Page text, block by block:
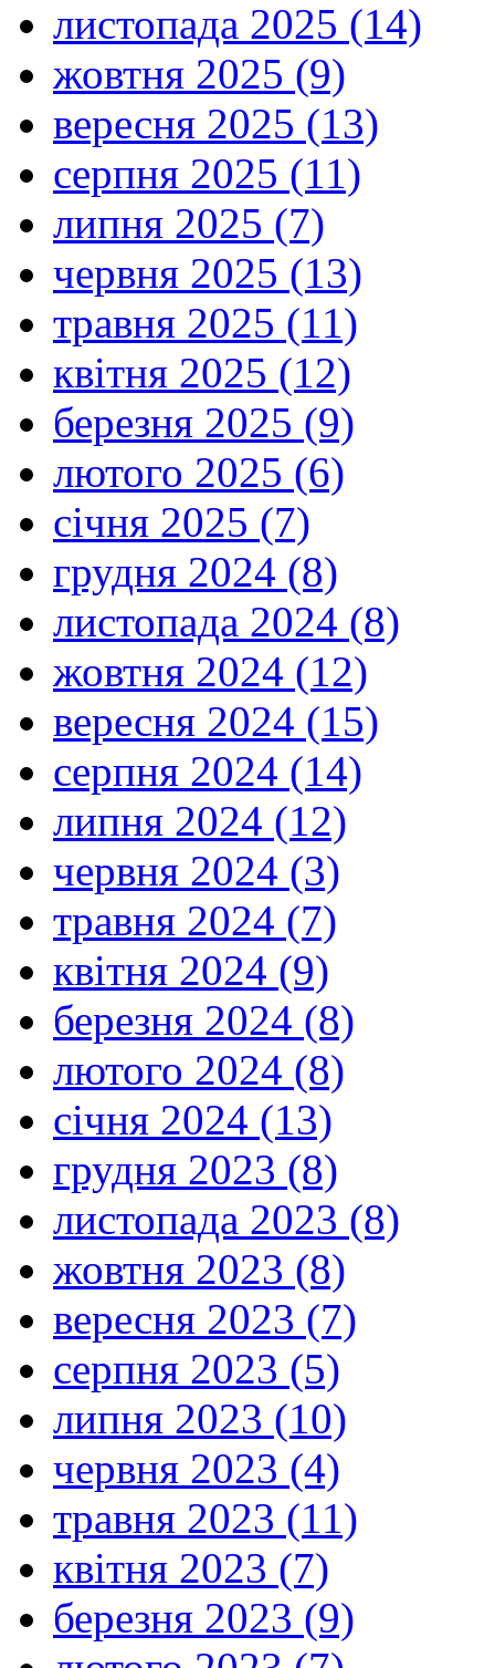
листопада 2025 (14)
жовтня 2025 (9)
вересня 2025 (13)
серпня 2025 (11)
липня 2025 (7)
червня 2025 (13)
травня 2025 (11)
квітня 2025 (12)
березня 2025 (9)
лютого 2025 (6)
січня 2025 (7)
грудня 2024 (8)
листопада 2024 (8)
жовтня 2024 (12)
вересня 2024 (15)
серпня 2024 (14)
липня 2024 (12)
червня 2024 (3)
травня 2024 (7)
квітня 2024 (9)
березня 2024 (8)
лютого 2024 (8)
січня 2024 (13)
грудня 2023 (8)
листопада 2023 (8)
жовтня 2023 (8)
вересня 2023 (7)
серпня 2023 (5)
липня 2023 (10)
червня 2023 (4)
травня 2023 (11)
квітня 2023 (7)
березня 2023 (9)